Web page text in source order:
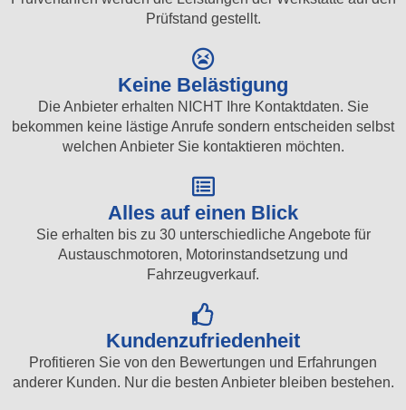
Prüfstand gestellt.
Keine Belästigung
Die Anbieter erhalten NICHT Ihre Kontaktdaten. Sie
bekommen keine lästige Anrufe sondern entscheiden selbst
welchen Anbieter Sie kontaktieren möchten.
Alles auf einen Blick
Sie erhalten bis zu 30 unterschiedliche Angebote für
Austauschmotoren, Motorinstandsetzung und
Fahrzeugverkauf.
Kundenzufriedenheit
Profitieren Sie von den Bewertungen und Erfahrungen
anderer Kunden. Nur die besten Anbieter bleiben bestehen.